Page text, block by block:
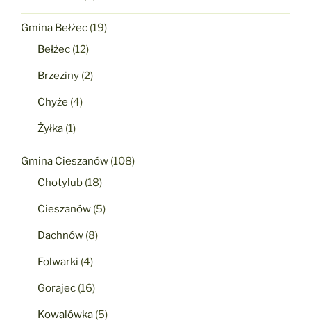
Gmina Bełżec (19)
Bełżec (12)
Brzeziny (2)
Chyże (4)
Żyłka (1)
Gmina Cieszanów (108)
Chotylub (18)
Cieszanów (5)
Dachnów (8)
Folwarki (4)
Gorajec (16)
Kowalówka (5)